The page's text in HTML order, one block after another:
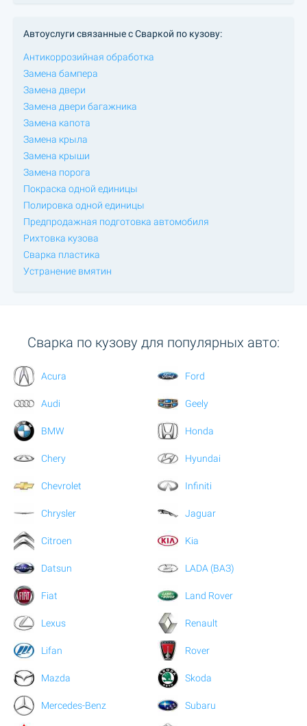
Автоуслуги связанные с Сваркой по кузову:
Антикоррозийная обработка
Замена бампера
Замена двери
Замена двери багажника
Замена капота
Замена крыла
Замена крыши
Замена порога
Покраска одной единицы
Полировка одной единицы
Предпродажная подготовка автомобиля
Рихтовка кузова
Сварка пластика
Устранение вмятин
Сварка по кузову для популярных авто:
Acura
Audi
BMW
Chery
Chevrolet
Chrysler
Citroen
Datsun
Fiat
Ford
Geely
Honda
Hyundai
Infiniti
Jaguar
Kia
LADA (ВАЗ)
Land Rover
Lexus
Lifan
Mazda
Mercedes-Benz
Renault
Rover
Skoda
Subaru